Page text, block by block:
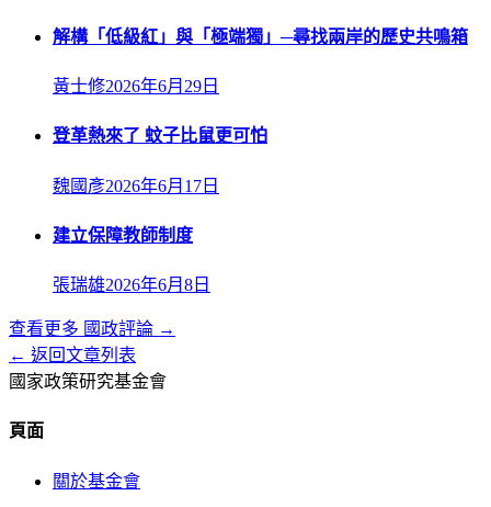
解構「低級紅」與「極端獨」─尋找兩岸的歷史共鳴箱
黃士修2026年6月29日
登革熱來了 蚊子比鼠更可怕
魏國彥2026年6月17日
建立保障教師制度
張瑞雄2026年6月8日
查看更多 國政評論 →
← 返回文章列表
國家政策研究基金會
頁面
關於基金會